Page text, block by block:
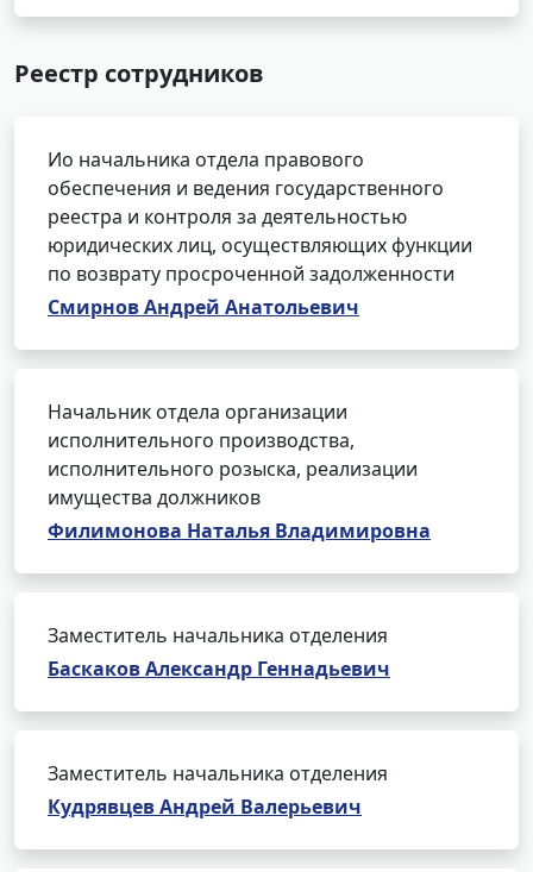
Реестр сотрудников
Ио начальника отдела правового
обеспечения и ведения государственного
реестра и контроля за деятельностью
юридических лиц, осуществляющих функции
по возврату просроченной задолженности
Смирнов Андрей Анатольевич
Начальник отдела организации
исполнительного производства,
исполнительного розыска, реализации
имущества должников
Филимонова Наталья Владимировна
Заместитель начальника отделения
Баскаков Александр Геннадьевич
Заместитель начальника отделения
Кудрявцев Андрей Валерьевич